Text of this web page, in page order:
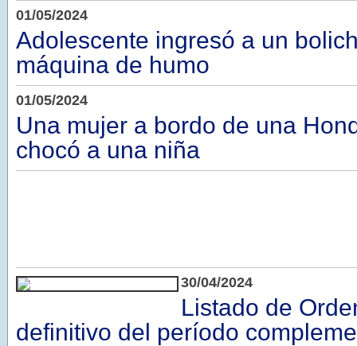
01/05/2024
Adolescente ingresó a un
máquina de humo
01/05/2024
Una mujer a bordo de una
chocó a una niña
30/04/2024
Listado de
definitivo del período